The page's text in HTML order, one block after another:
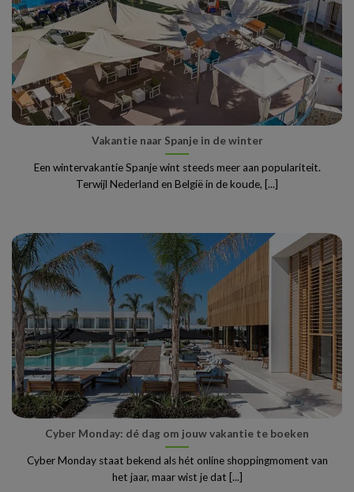
Vakantie naar Spanje in de winter
Een wintervakantie Spanje wint steeds meer aan populariteit.
Terwijl Nederland en België in de koude, [...]
Cyber Monday: dé dag om jouw vakantie te boeken
Cyber Monday staat bekend als hét online shoppingmoment van
het jaar, maar wist je dat [...]